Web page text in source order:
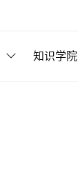
知识学院